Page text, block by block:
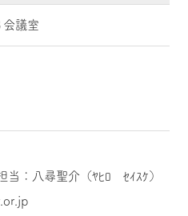
議室
：八尋聖介（ﾔﾋﾛ ｾｲｽｹ）